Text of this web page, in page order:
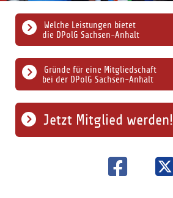
Gründe für eine Mitgliedschaft
bei der DPolG Sachsen-Anhalt
Welche Leistungen bietet
die DPolG Sachsen-Anhalt
Jetzt Mitglied werden!